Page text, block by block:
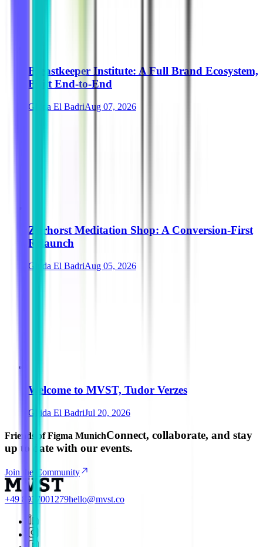
Breastkeeper Institute: A Full Brand Ecosystem,
Built End-to-End
Ghida El BadriAug 07, 2026
Zurhorst Meditation Shop: A Conversion-First
Relaunch
Ghida El BadriAug 05, 2026
Welcome to MVST, Tudor Verzes
Ghida El BadriJul 20, 2026
Friends of Figma MunichConnect, collaborate, and stay
up to date with our events.
Join the Community
+49 8937001279hello@mvst.co